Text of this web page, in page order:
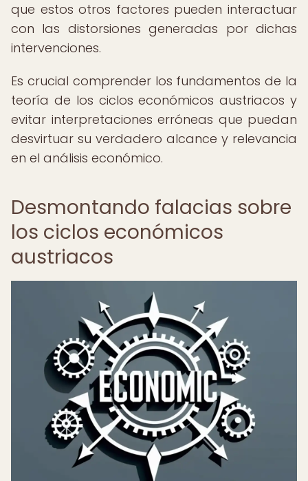
que estos otros factores pueden interactuar
con las distorsiones generadas por dichas
intervenciones.
Es crucial comprender los fundamentos de la
teoría de los ciclos económicos austriacos y
evitar interpretaciones erróneas que puedan
desvirtuar su verdadero alcance y relevancia
en el análisis económico.
Desmontando falacias sobre
los ciclos económicos
austriacos